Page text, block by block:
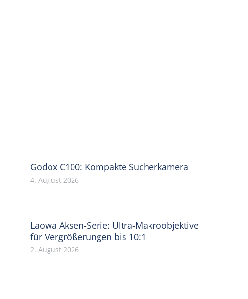
Godox C100: Kompakte Sucherkamera
4. August 2026
Laowa Aksen-Serie: Ultra-Makroobjektive
für Vergrößerungen bis 10:1
2. August 2026